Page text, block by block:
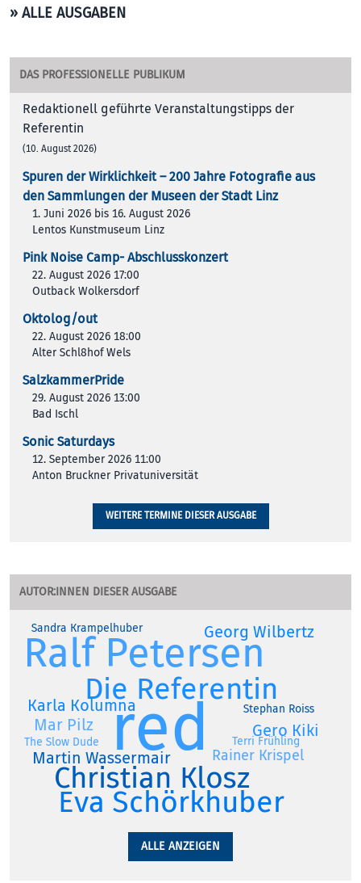
» ALLE AUSGABEN
DAS PROFESSIONELLE PUBLIKUM
Redaktionell geführte Veranstaltungstipps der
Referentin
(10. August 2026)
Spuren der Wirklichkeit – 200 Jah­re Foto­gra­fie aus
den Samm­lun­gen der Muse­en der Stadt Linz
1. Juni 2026 bis 16. August 2026
Lentos Kunstmuseum Linz
Pink Noise Camp- Abschlusskonzert
22. August 2026 17:00
Outback Wolkersdorf
Oktolog/out
22. August 2026 18:00
Alter Schl8hof Wels
SalzkammerPride
29. August 2026 13:00
Bad Ischl
Sonic Saturdays
12. September 2026 11:00
Anton Bruckner Privatuniversität
WEITERE TERMINE DIESER AUSGABE
AUTOR:INNEN DIESER AUSGABE
red
Ralf Petersen
Christian Klosz
Die Referentin
Eva Schörkhuber
Georg Wilbertz
Gero Kiki
Karla Kolumna
Mar Pilz
Martin Wassermair Rainer Krispel
Sandra Krampelhuber
Stephan Roiss
Terri Frühling
The Slow Dude
ALLE ANZEIGEN